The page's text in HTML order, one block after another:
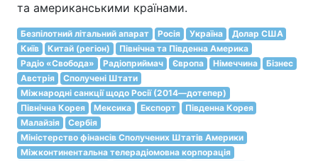
та американськими країнами.
Безпілотний літальний апарат Росія Україна
Долар США
Київ
Китай (регіон)
Північна та Південна Америка
Радіо «Свобода»
Радіоприймач Європа Німеччина
Бізнес
Австрія
Сполучені Штати
Міжнародні санкції щодо Росії (2014—дотепер)
Північна Корея
Мексика Експорт
Південна Корея
Малайзія
Сербія
Міністерство фінансів Сполучених Штатів Америки
Міжконтинентальна телерадіомовна корпорація